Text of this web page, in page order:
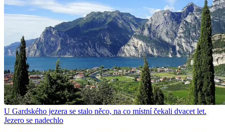
U Gardského jezera se stalo něco, na co místní čekali dvacet let.
Jezero se nadechlo